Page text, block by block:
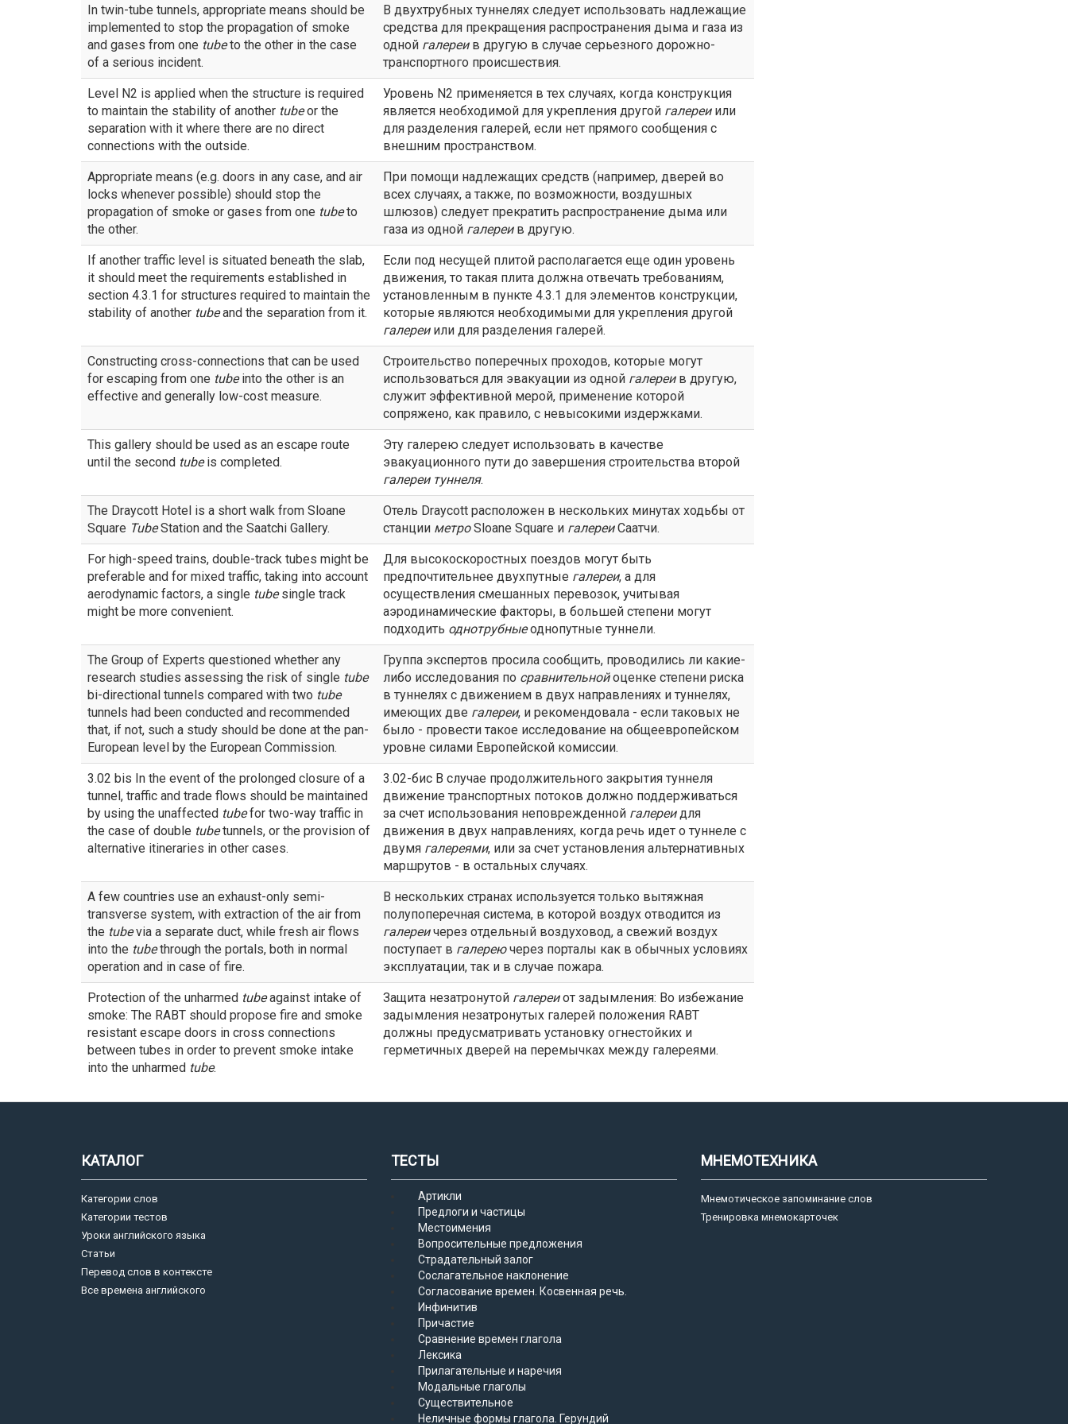
In twin-tube tunnels, appropriate means should be
implemented to stop the propagation of smoke
and gases from one tubeto the other in the case
of a serious incident.
В двухтрубных туннелях следует использовать надлежащие
средства для прекращения распространения дыма и газа из
одной галереив другую в случае серьезного дорожно-
транспортного происшествия.
Level N2 is applied when the structure is required
to maintain the stability of another tubeor the
separation with it where there are no direct
connections with the outside.
Уровень N2 применяется в тех случаях, когда конструкция
является необходимой для укрепления другой галереиили
для разделения галерей, если нет прямого сообщения с
внешним пространством.
Appropriate means (e.g. doors in any case, and air
locks whenever possible) should stop the
propagation of smoke or gases from one tubeto
the other.
При помощи надлежащих средств (например, дверей во
всех случаях, а также, по возможности, воздушных
шлюзов) следует прекратить распространение дыма или
газа из одной галереив другую.
If another traffic level is situated beneath the slab,
it should meet the requirements established in
section 4.3.1 for structures required to maintain the
stability of another tubeand the separation from it.
Если под несущей плитой располагается еще один уровень
движения, то такая плита должна отвечать требованиям,
установленным в пункте 4.3.1 для элементов конструкции,
которые являются необходимыми для укрепления другой
галереиили для разделения галерей.
Constructing cross-connections that can be used
for escaping from one tubeinto the other is an
effective and generally low-cost measure.
Строительство поперечных проходов, которые могут
использоваться для эвакуации из одной галереив другую,
служит эффективной мерой, применение которой
сопряжено, как правило, с невысокими издержками.
This gallery should be used as an escape route
until the second tubeis completed.
Эту галерею следует использовать в качестве
эвакуационного пути до завершения строительства второй
галереитуннеля.
The Draycott Hotel is a short walk from Sloane
Square TubeStation and the Saatchi Gallery.
Отель Draycott расположен в нескольких минутах ходьбы от
станции метроSloane Square и галереиСаатчи.
For high-speed trains, double-track tubes might be
preferable and for mixed traffic, taking into account
aerodynamic factors, a single tubesingle track
might be more convenient.
Для высокоскоростных поездов могут быть
предпочтительнее двухпутные галереи, а для
осуществления смешанных перевозок, учитывая
аэродинамические факторы, в большей степени могут
подходить однотрубныеоднопутные туннели.
The Group of Experts questioned whether any
research studies assessing the risk of single tube
bi-directional tunnels compared with two tube
tunnels had been conducted and recommended
that, if not, such a study should be done at the pan-
European level by the European Commission.
Группа экспертов просила сообщить, проводились ли какие-
либо исследования по сравнительнойоценке степени риска
в туннелях с движением в двух направлениях и туннелях,
имеющих две галереи, и рекомендовала - если таковых не
было - провести такое исследование на общеевропейском
уровне силами Европейской комиссии.
3.02 bis In the event of the prolonged closure of a
tunnel, traffic and trade flows should be maintained
by using the unaffected tubefor two-way traffic in
the case of double tubetunnels, or the provision of
alternative itineraries in other cases.
3.02-бис В случае продолжительного закрытия туннеля
движение транспортных потоков должно поддерживаться
за счет использования неповрежденной галереидля
движения в двух направлениях, когда речь идет о туннеле с
двумя галереями, или за счет установления альтернативных
маршрутов - в остальных случаях.
A few countries use an exhaust-only semi-
transverse system, with extraction of the air from
the tubevia a separate duct, while fresh air flows
into the tubethrough the portals, both in normal
operation and in case of fire.
В нескольких странах используется только вытяжная
полупоперечная система, в которой воздух отводится из
галереичерез отдельный воздуховод, а свежий воздух
поступает в галереючерез порталы как в обычных условиях
эксплуатации, так и в случае пожара.
Protection of the unharmed tubeagainst intake of
smoke: The RABT should propose fire and smoke
resistant escape doors in cross connections
between tubes in order to prevent smoke intake
into the unharmed tube.
Защита незатронутой галереиот задымления: Во избежание
задымления незатронутых галерей положения RABT
должны предусматривать установку огнестойких и
герметичных дверей на перемычках между галереями.
КАТАЛОГ
Категории слов
Категории тестов
Уроки английского языка
Статьи
Перевод слов в контексте
Все времена английского
ТЕСТЫ
Артикли
Предлоги и частицы
Местоимения
Вопросительные предложения
Страдательный залог
Сослагательное наклонение
Согласование времен. Косвенная речь.
Инфинитив
Причастие
Сравнение времен глагола
Лексика
Прилагательные и наречия
Модальные глаголы
Существительное
Неличные формы глагола. Герундий
МНЕМОТЕХНИКА
Мнемотическое запоминание слов
Тренировка мнемокарточек